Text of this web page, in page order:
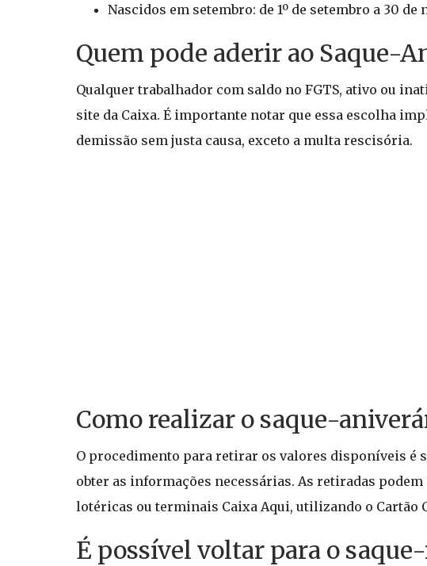
Nascidos em setembro: de 1º de setembro a 30 de
Quem pode aderir ao Saque-
Qualquer trabalhador com saldo no FGTS, ativo ou
site da Caixa. É importante notar que essa escolha
demissão sem justa causa, exceto a multa rescisória.
Como realizar o saque-
O procedimento para retirar os valores disponíveis é
obter as informações necessárias. As retiradas
lotéricas ou terminais Caixa Aqui, utilizando o Cartão
É possível voltar para o